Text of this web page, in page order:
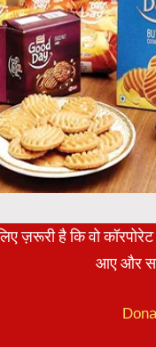
ज़रूरी है कि वो
आए और